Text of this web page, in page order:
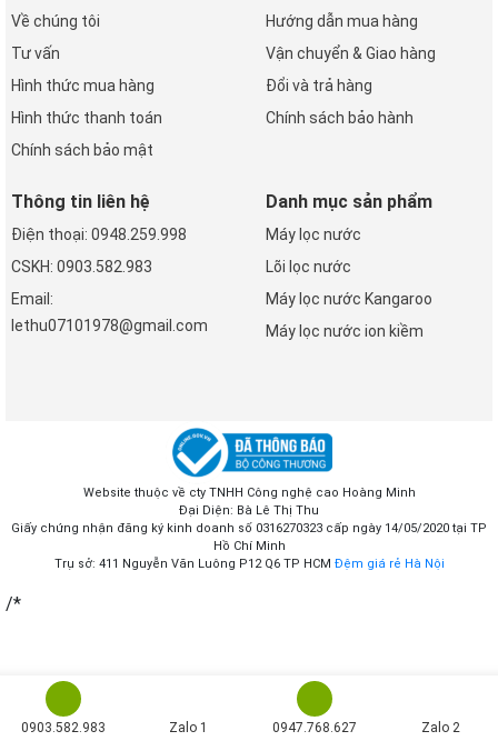
Về chúng tôi
Tư vấn
Hình thức mua hàng
Hình thức thanh toán
Chính sách bảo mật
Hướng dẫn mua hàng
Vận chuyển & Giao hàng
Đổi và trả hàng
Chính sách bảo hành
Thông tin liên hệ
Điện thoại: 0948.259.998
CSKH: 0903.582.983
Email:
lethu07101978@gmail.com
Danh mục sản phẩm
Máy lọc nước
Lõi lọc nước
Máy lọc nước Kangaroo
Máy lọc nước ion kiềm
Website thuộc về cty TNHH Công nghệ cao Hoàng Minh
Đại Diện: Bà Lê Thị Thu
Giấy chứng nhận đăng ký kinh doanh số 0316270323 cấp ngày 14/05/2020 tại TP
Hồ Chí Minh
Trụ sở: 411 Nguyễn Văn Luông P12 Q6 TP HCM Đệm giá rẻ Hà Nội
/*
0903.582.983 Zalo 1 0947.768.627 Zalo 2